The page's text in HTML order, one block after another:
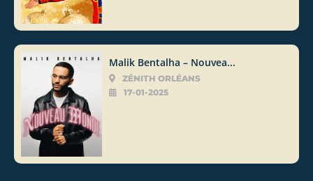
Malik Bentalha – Nouvea...
ZÉNITH ORLÉANS
17-01-2025